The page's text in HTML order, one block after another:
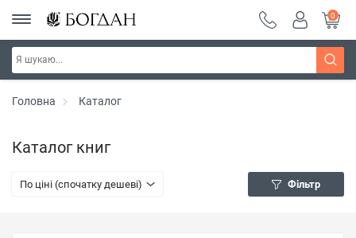
0
Головна Каталог
Каталог книг
По ціні (спочатку дешеві) Фільтр